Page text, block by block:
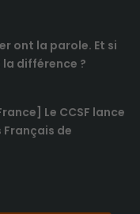
ont la parole. Et si
différence ?
Le CCSF lance
de
cookies
utilisés
améliorer